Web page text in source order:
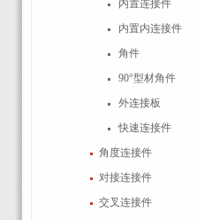
内置连接件
内置内连接件
角件
90°型材角件
外连接板
快速连接件
角度连接件
对接连接件
交叉连接件